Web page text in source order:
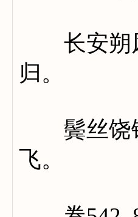
长安朔风
归。
鬓丝饶镜
飞。